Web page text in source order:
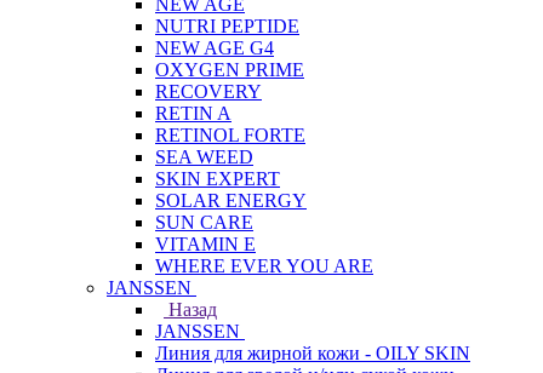
NEW AGE
NUTRI PEPTIDE
NEW AGE G4
OXYGEN PRIME
RECOVERY
RETIN A
RETINOL FORTE
SEA WEED
SKIN EXPERT
SOLAR ENERGY
SUN CARE
VITAMIN E
WHERE EVER YOU ARE
JANSSEN
Назад
JANSSEN
Линия для жирной кожи - OILY SKIN